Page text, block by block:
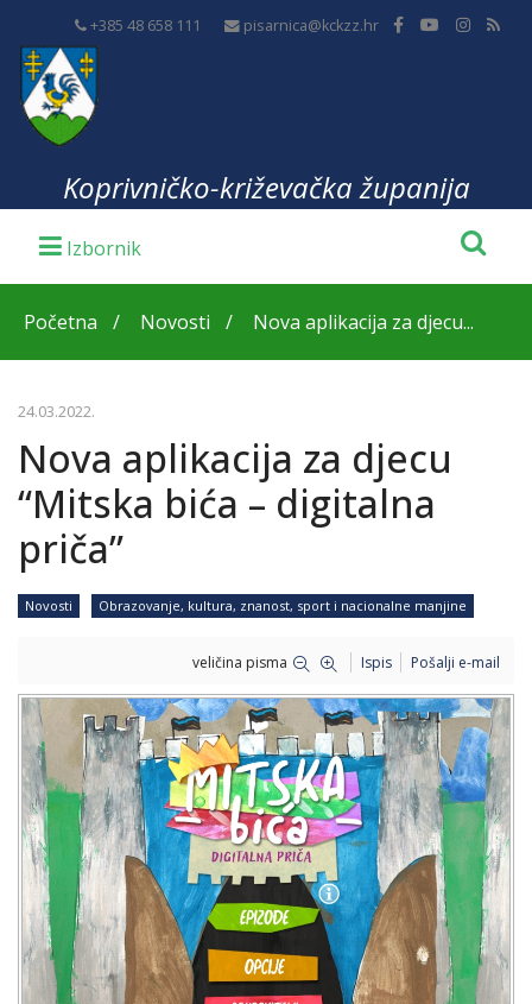
+385 48 658 111 pisarnica@kckzz.hr
Koprivničko-križevačka županija
Početna Novosti Nova aplikacija za djecu...
24.03.2022.
Nova aplikacija za djecu
“Mitska bića – digitalna
priča”
Novosti Obrazovanje, kultura, znanost, sport i nacionalne manjine
veličina pisma Ispis Pošalji e-mail